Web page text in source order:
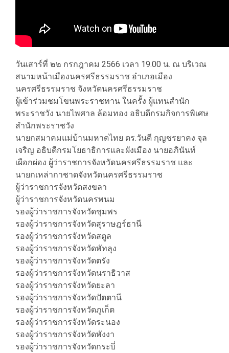
วันเสาร์ที่ ๒๒ กรกฎาคม 2566 เวลา 19.00 น. ณ บริเวณ
สนามหน้าเมืองนครศรีธรรมราช อำเภอเมือง
นครศรีธรรมราช จังหวัดนครศรีธรรมราช
ผู้เข้าร่วมชมโขนพระราชทาน ในครั้ง ผู้แทนสำนัก
พระราชวัง นายไพศาล ล้อมทอง อธิบดีกรมกิจการพิเศษ
สำนักพระราชวัง
นายกสมาคมแม่บ้านมหาดไทย ดร.วันดี กุญชรยาคง จุล
เจริญ อธิบดีกรมโยธาธิการและผังเมือง นายอภินันท์
เผือกผ่อง ผู้ว่าราชการจังหวัดนครศรีธรรมราช และ
นายกเหล่ากาชาดจังหวัดนครศรีธรรมราช
ผู้ว่าราชการจังหวัดสงขลา
ผู้ว่าราชการจังหวัดนครพนม
รองผู้ว่าราชการจังหวัดชุมพร
รองผู้ว่าราชการจังหวัดสุราษฎร์ธานี
รองผู้ว่าราชการจังหวัดสตูล
รองผู้ว่าราชการจังหวัดพัทลุง
รองผู้ว่าราชการจังหวัดตรัง
รองผู้ว่าราชการจังหวัดนราธิวาส
รองผู้ว่าราชการจังหวัดยะลา
รองผู้ว่าราชการจังหวัดปัตตานี
รองผู้ว่าราชการจังหวัดภูเก็ต
รองผู้ว่าราชการจังหวัดระนอง
รองผู้ว่าราชการจังหวัดพังงา
รองผู้ว่าราชการจังหวัดกระบี่